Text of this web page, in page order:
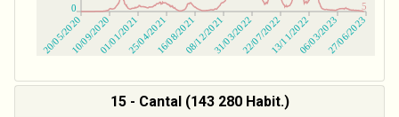
15 - Cantal (143 280 Habit.)